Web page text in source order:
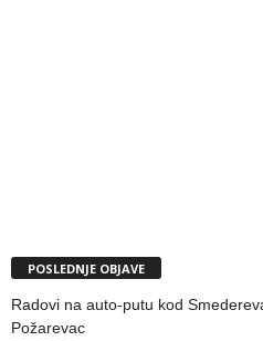
POSLEDNJE OBJAVE
Radovi na auto-putu kod
Požarevac